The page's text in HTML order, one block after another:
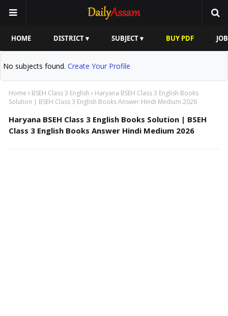
HOME DISTRICT ▾ SUBJECT ▾ BUY PDF
No subjects found. Create Your Profile
Home BSEH Class 3 English
Haryana BSEH Class 3 English Books
Solution | BSEH Class 3 English Books Answer Hindi Medium 2026
Haryana BSEH Class 3 English Books Solution | BSEH
Class 3 English Books Answer Hindi Medium 2026